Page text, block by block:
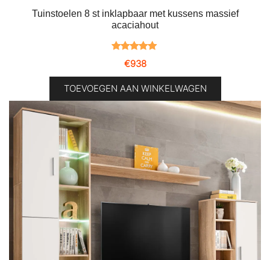
Tuinstoelen 8 st inklapbaar met kussens massief
acaciahout
Gewaardeerd
gebaseerd
op
klantbeoordeling
€938
TOEVOEGEN AAN WINKELWAGEN